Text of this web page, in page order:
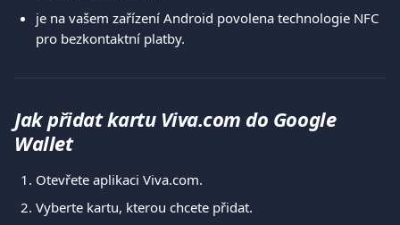
je na vašem zařízení Android povolena technologie NFC
pro bezkontaktní platby.
Jak přidat kartu Viva.com do Google
Wallet
Otevřete aplikaci Viva.com.
Vyberte kartu, kterou chcete přidat.